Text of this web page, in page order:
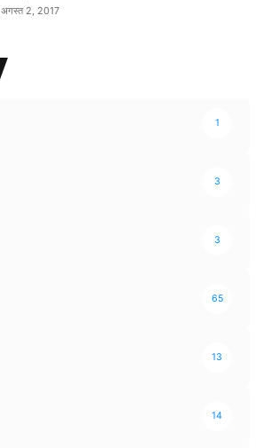
अगस्त 2, 2017
1
3
3
65
13
14